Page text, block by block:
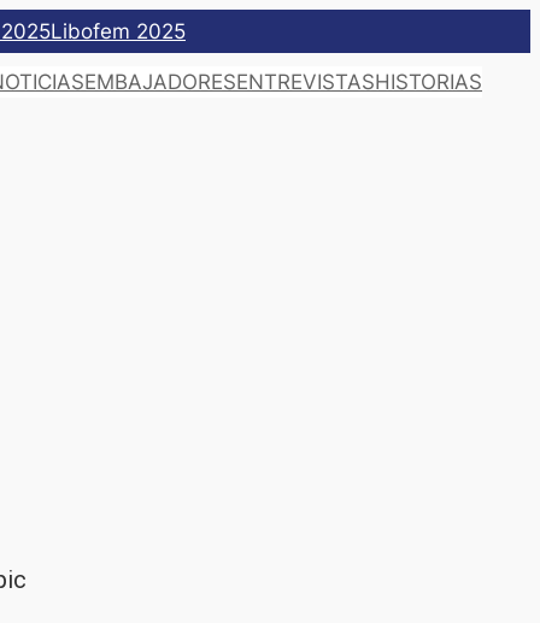
Libofem 2025
EMBAJADORESENTREVISTASHISTORIAS